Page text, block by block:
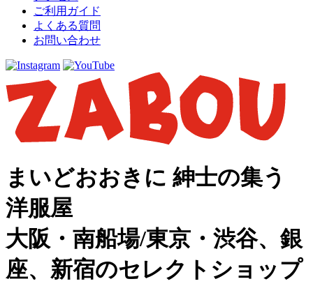
ご利用ガイド
よくある質問
お問い合わせ
まいどおおきに 紳士の集う
洋服屋
大阪・南船場/東京・渋谷、銀
座、新宿のセレクトショップ